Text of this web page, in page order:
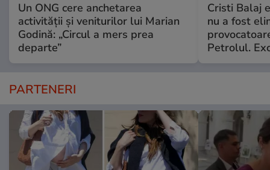
Un ONG cere anchetarea
activității și veniturilor lui Marian
Godină: „Circul a mers prea
departe”
Cristi Balaj
nu a fost
Petrolul.
PARTENERI